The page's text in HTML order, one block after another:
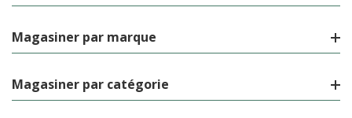
Magasiner par marque
Magasiner par catégorie